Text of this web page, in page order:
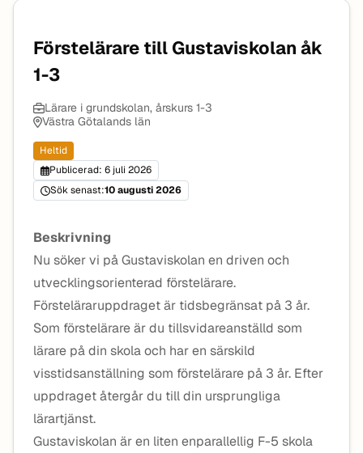
Förstelärare till Gustaviskolan åk
1-3
Lärare i grundskolan, årskurs 1-3
Västra Götalands län
Heltid
Publicerad: 6 juli 2026
Sök senast:10 augusti 2026
Beskrivning
Nu söker vi på Gustaviskolan en driven och
utvecklingsorienterad förstelärare.
Försteläraruppdraget är tidsbegränsat på 3 år.
Som förstelärare är du tillsvidareanställd som
lärare på din skola och har en särskild
visstidsanställning som förstelärare på 3 år. Efter
uppdraget återgår du till din ursprungliga
lärartjänst.
Gustaviskolan är en liten enparallellig F-5 skola